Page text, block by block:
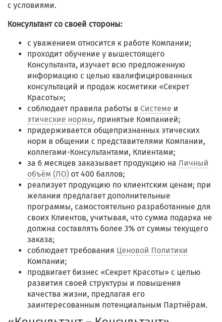
с условиями.
Консультант со своей стороны:
с уважением относится к работе Компании;
проходит обучение у вышестоящего
Консультанта, изучает всю предложенную
информацию с целью квалифицированных
консультаций и продаж косметики «Секрет
Красоты»;
соблюдает правила работы в Системе и
этические нормы, принятые Компанией;
придерживается общепризнанных этических
норм в общении с представителями Компании,
коллегами-Консультантами, Клиентами;
за 6 месяцев заказывает продукцию на Личный
объём (ЛО) от 400 баллов;
реализует продукцию по клиентским ценам; при
желании предлагает дополнительные
программы, самостоятельно разработанные для
своих Клиентов, учитывая, что сумма подарка не
должна составлять более 3% от суммы текущего
заказа;
соблюдает требования Ценовой Политики
Компании;
продвигает бизнес «Секрет Красоты» с целью
развития своей структуры и повышения
качества жизни, предлагая его
заинтересованным потенциальным Партнёрам.